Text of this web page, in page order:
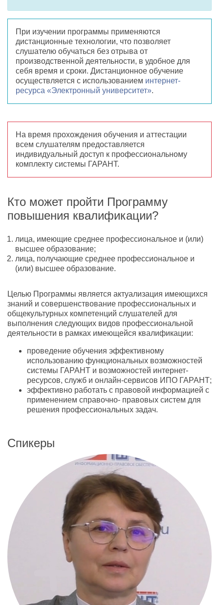
При изучении программы применяются
дистанционные технологии, что позволяет
слушателю обучаться без отрыва от
производственной деятельности, в удобное для
себя время и сроки. Дистанционное обучение
осуществляется с использованием интернет-
ресурса «Электронный университет».
На время прохождения обучения и аттестации
всем слушателям предоставляется
индивидуальный доступ к профессиональному
комплекту системы ГАРАНТ.
Кто может пройти Программу
повышения квалификации?
лица, имеющие среднее профессиональное и (или)
высшее образование;
лица, получающие среднее профессиональное и
(или) высшее образование.
Целью Программы является актуализация имеющихся
знаний и совершенствование профессиональных и
общекультурных компетенций слушателей для
выполнения следующих видов профессиональной
деятельности в рамках имеющейся квалификации:
проведение обучения эффективному
использованию функциональных возможностей
системы ГАРАНТ и возможностей интернет-
ресурсов, служб и онлайн-сервисов ИПО ГАРАНТ;
эффективно работать с правовой информацией с
применением справочно- правовых систем для
решения профессиональных задач.
Спикеры